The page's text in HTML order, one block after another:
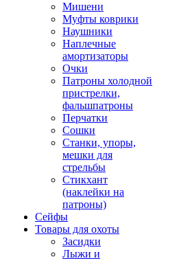
Мишени
Муфты коврики
Наушники
Наплечные
амортизаторы
Очки
Патроны холодной
пристрелки,
фальшпатроны
Перчатки
Сошки
Станки, упоры,
мешки для
стрельбы
Стикхант
(наклейки на
патроны)
Сейфы
Товары для охоты
Засидки
Лыжи и